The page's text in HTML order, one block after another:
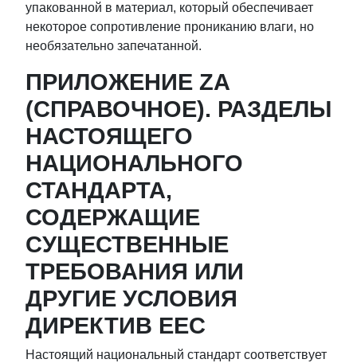
упакованной в материал, который обеспечивает
некоторое сопротивление прониканию влаги, но
необязательно запечатанной.
ПРИЛОЖЕНИЕ ZA
(СПРАВОЧНОЕ). РАЗДЕЛЫ
НАСТОЯЩЕГО
НАЦИОНАЛЬНОГО
СТАНДАРТА,
СОДЕРЖАЩИЕ
СУЩЕСТВЕННЫЕ
ТРЕБОВАНИЯ ИЛИ
ДРУГИЕ УСЛОВИЯ
ДИРЕКТИВ ЕЕС
Настоящий национальный стандарт соответствует